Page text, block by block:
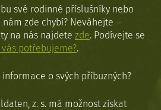
své rodinné příslušníky nebo
zde chybí? Neváhejte
na nás najdete zde. Podívejte se
vás potřebujeme?.
o svých příbuzných?
z. s. má možnost získat